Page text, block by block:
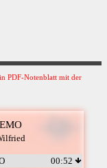
PDF-Notenblatt mit der
00:52